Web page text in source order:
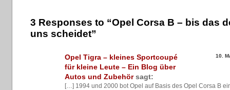
3 Responses to “Opel Corsa B – bis das
uns scheidet”
Opel Tigra – kleines Sportcoupé
für kleine Leute – Ein Blog über
Autos und Zubehör sagt:
10.
[…] 1994 und 2000 bot Opel auf Basis des Opel Corsa B